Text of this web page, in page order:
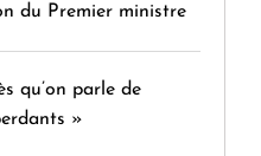
du Premier ministre
qu’on parle de
»